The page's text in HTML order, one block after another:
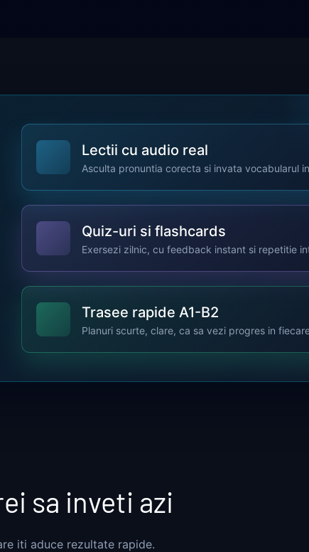
Lectii cu audio real
Asculta pronuntia corecta si invata vocabularul
Quiz-uri si flashcards
Exersezi zilnic, cu feedback instant si repetitie
Trasee rapide A1-B2
Planuri scurte, clare, ca sa vezi progres in
sa inveti azi
iti aduce rezultate rapide.